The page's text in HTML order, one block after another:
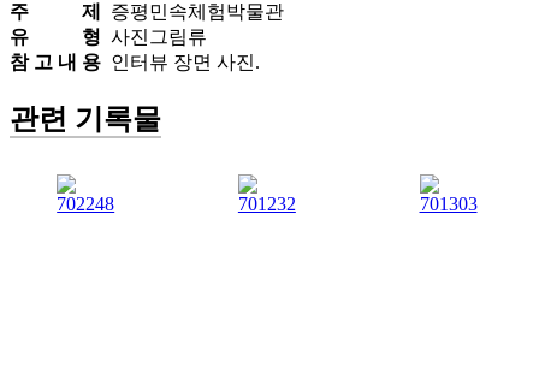
주 제
증평민속체험박물관
유 형 사진그림류
참 고 내 용 인터뷰 장면 사진.
관련 기록물